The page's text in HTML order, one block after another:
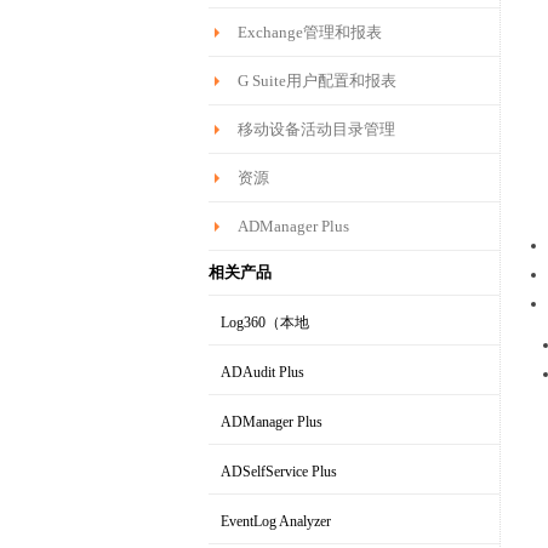
Exchange管理和报表
G Suite用户配置和报表
移动设备活动目录管理
资源
ADManager Plus
相关产品
Log360（本地
|云）
ADAudit Plus
ADManager Plus
ADSelfService Plus
EventLog Analyzer